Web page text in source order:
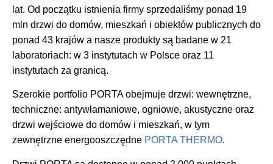
lat. Od początku istnienia firmy sprzedaliśmy ponad 19
mln drzwi do domów, mieszkań i obiektów publicznych do
ponad 43 krajów a nasze produkty są badane w 21
laboratoriach: w 3 instytutach w Polsce oraz 11
instytutach za granicą.
Szerokie portfolio PORTA obejmuje drzwi: wewnętrzne,
techniczne: antywłamaniowe, ogniowe, akustyczne oraz
drzwi wejściowe do domów i mieszkań, w tym
zewnętrzne energooszczędne PORTA THERMO.